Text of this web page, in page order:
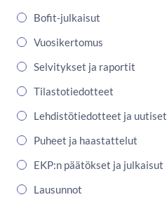
Bofit-julkaisut
Vuosikertomus
Selvitykset ja raportit
Tilastotiedotteet
Lehdistötiedotteet ja uutiset
Puheet ja haastattelut
EKP:n päätökset ja julkaisut
Lausunnot